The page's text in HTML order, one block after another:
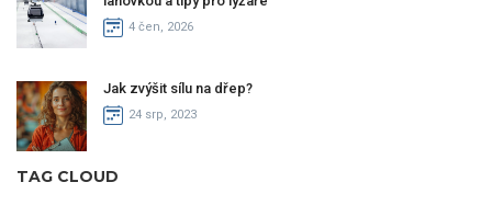
4 čen, 2026
Jak zvýšit sílu na dřep?
24 srp, 2023
TAG CLOUD